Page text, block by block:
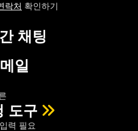
락처 확인하기
채팅
일
도구
력 필요